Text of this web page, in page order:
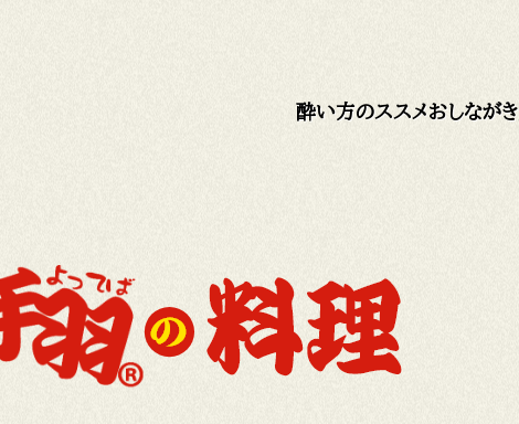
酔い方のススメおしながき